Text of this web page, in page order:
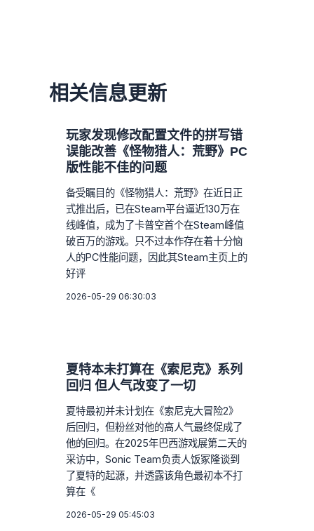
相关信息更新
玩家发现修改配置文件的拼写错
误能改善《怪物猎人：荒野》PC
版性能不佳的问题
备受瞩目的《怪物猎人：荒野》在近日正
式推出后，已在Steam平台逼近130万在
线峰值，成为了卡普空首个在Steam峰值
破百万的游戏。只不过本作存在着十分恼
人的PC性能问题，因此其Steam主页上的
好评
2026-05-29 06:30:03
夏特本未打算在《索尼克》系列
回归 但人气改变了一切
夏特最初并未计划在《索尼克大冒险2》
后回归，但粉丝对他的高人气最终促成了
他的回归。在2025年巴西游戏展第二天的
采访中，Sonic Team负责人饭冢隆谈到
了夏特的起源，并透露该角色最初本不打
算在《
2026-05-29 05:45:03